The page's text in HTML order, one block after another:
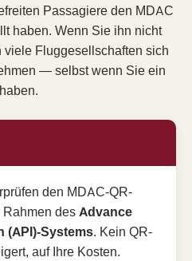
Passagiere den MDAC
haben. Wenn Sie ihn nicht
Fluggesellschaften sich
— selbst wenn Sie ein
den MDAC-QR-
desAdvance
(API)-Systems. Kein QR-
auf Ihre Kosten.